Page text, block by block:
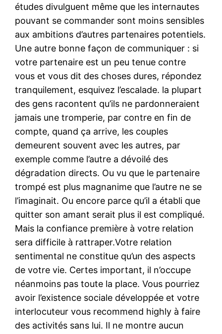
études divulguent même que les internautes
pouvant se commander sont moins sensibles
aux ambitions d’autres partenaires potentiels.
Une autre bonne façon de communiquer : si
votre partenaire est un peu tenue contre
vous et vous dit des choses dures, répondez
tranquilement, esquivez l’escalade. la plupart
des gens racontent qu’ils ne pardonneraient
jamais une tromperie, par contre en fin de
compte, quand ça arrive, les couples
demeurent souvent avec les autres, par
exemple comme l’autre a dévoilé des
dégradation directs. Ou vu que le partenaire
trompé est plus magnanime que l’autre ne se
l’imaginait. Ou encore parce qu’il a établi que
quitter son amant serait plus il est compliqué.
Mais la confiance première à votre relation
sera difficile à rattraper.Votre relation
sentimental ne constitue qu’un des aspects
de votre vie. Certes important, il n’occupe
néanmoins pas toute la place. Vous pourriez
avoir l’existence sociale développée et votre
interlocuteur vous recommend highly à faire
des activités sans lui. Il ne montre aucun